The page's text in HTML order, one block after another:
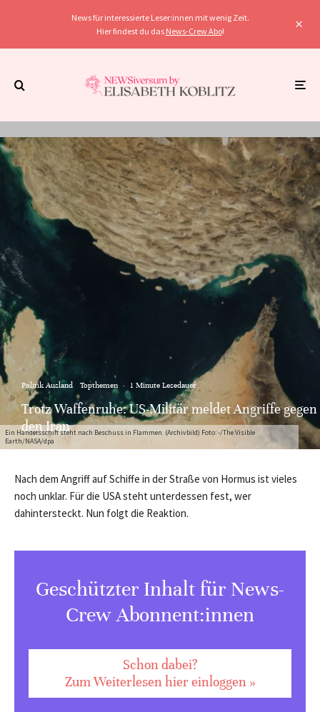
News für interessierte Leser:innen mit wenig Zeit.
Hier findest du das News-Crew Abo!
Ein Handelsschiff steht nach Beschuss in Flammen. (Archivbild) Foto: -/The Visible
Earth/NASA/dpa
Politik Ausland Topthemen · 1 Minute Lesedauer
Trotz Waffenruhe: US-Militär meldet Angriffe gegen
den Iran
Nach dem Angriff auf Schiffe in der Straße von Hormus ist vieles
noch unklar. Für die USA steht unterdessen fest, wer
dahintersteckt. Nun folgt die Reaktion.
Geschützter Inhalt für News-
Crew Abonnent:innen
Schon dabei?
Zum Weiterlesen hier einloggen »